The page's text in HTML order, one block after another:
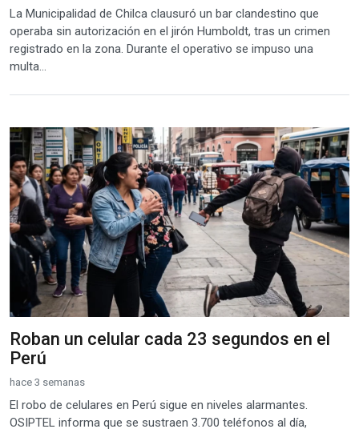
La Municipalidad de Chilca clausuró un bar clandestino que
operaba sin autorización en el jirón Humboldt, tras un crimen
registrado en la zona. Durante el operativo se impuso una
multa...
Roban un celular cada 23 segundos en el
Perú
hace 3 semanas
El robo de celulares en Perú sigue en niveles alarmantes.
OSIPTEL informa que se sustraen 3.700 teléfonos al día,